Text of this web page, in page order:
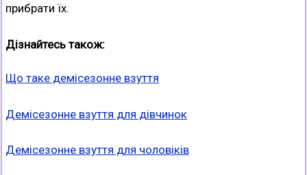
прибрати їх.
Дізнайтесь також:
Що таке демісезонне взуття
Демісезонне взуття для дівчинок
Демісезонне взуття для чоловіків